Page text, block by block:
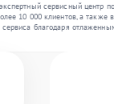
сервисный центр
10 000 клиентов, а также
благодаря